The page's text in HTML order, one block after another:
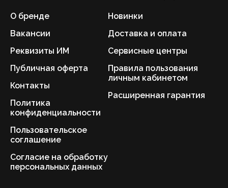
О бренде
Вакансии
Реквизиты ИМ
Публичная оферта
Контакты
Политика
конфиденциальности
Пользовательское
соглашение
Согласие на обработку
персональных данных
Новинки
Доставка и оплата
Сервисные центры
Правила пользования
личным кабинетом
Расширенная гарантия